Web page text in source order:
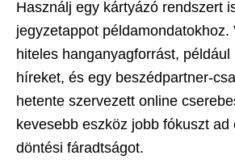
Használj egy kártyázó rendszert
jegyzetappot példamondatokhoz.
hiteles hanganyagforrást,
híreket, és egy beszédpartner-
hetente szervezett online
kevesebb eszköz jobb fókuszt ad
döntési fáradtságot.